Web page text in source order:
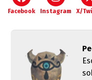
Facebook Instagram X/